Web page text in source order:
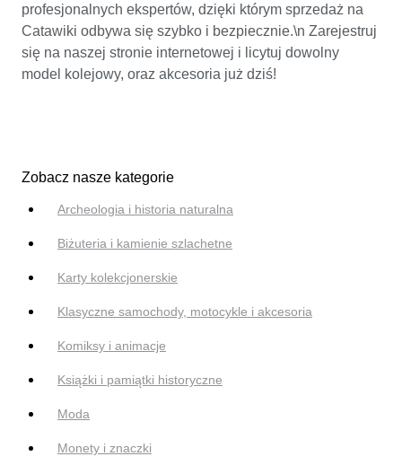
profesjonalnych ekspertów, dzięki którym sprzedaż na
Catawiki odbywa się szybko i bezpiecznie.\n Zarejestruj
się na naszej stronie internetowej i licytuj dowolny
model kolejowy, oraz akcesoria już dziś!
Zobacz nasze kategorie
Archeologia i historia naturalna
Biżuteria i kamienie szlachetne
Karty kolekcjonerskie
Klasyczne samochody, motocykle i akcesoria
Komiksy i animacje
Książki i pamiątki historyczne
Moda
Monety i znaczki